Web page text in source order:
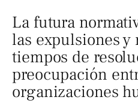
La futura
las expulsiones y
tiempos de
preocupación
organizaciones